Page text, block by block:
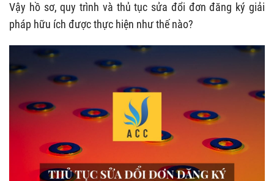
Vậy hồ sơ, quy trình và thủ tục sửa đổi đơn đăng ký giải
pháp hữu ích được thực hiện như thế nào?